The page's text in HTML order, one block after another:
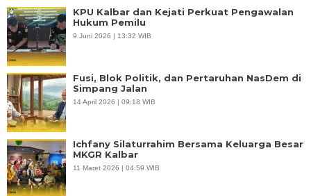
KPU Kalbar dan Kejati Perkuat Pengawalan
Hukum Pemilu
9 Juni 2026 | 13:32 WIB
Fusi, Blok Politik, dan Pertaruhan NasDem di
Simpang Jalan
14 April 2026 | 09:18 WIB
Ichfany Silaturrahim Bersama Keluarga Besar
MKGR Kalbar
11 Maret 2026 | 04:59 WIB